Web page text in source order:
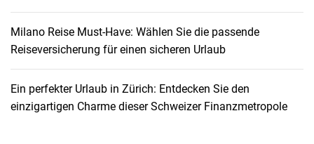
Milano Reise Must-Have: Wählen Sie die passende
Reiseversicherung für einen sicheren Urlaub
Ein perfekter Urlaub in Zürich: Entdecken Sie den
einzigartigen Charme dieser Schweizer Finanzmetropole